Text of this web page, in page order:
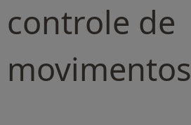
controle de
movimentos